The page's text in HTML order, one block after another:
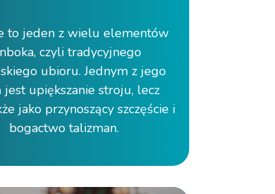
to jeden z wielu elementów
czyli tradycyjnego
ubioru. Jednym z jego
jest upiększanie stroju, lecz
jako przynoszący szczęście i
bogactwo talizman.